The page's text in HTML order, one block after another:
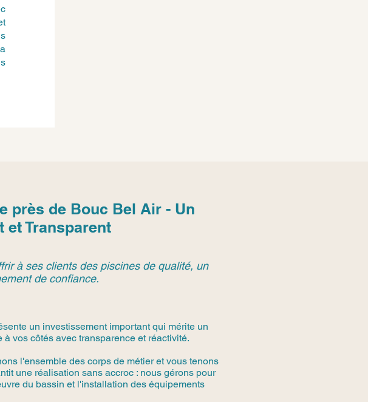
près de Bouc Bel Air - Un
et Transparent
à ses clients des piscines de qualité, un
de confiance.
un investissement important qui mérite un
vos côtés avec transparence et réactivité.
l'ensemble des corps de métier et vous tenons
une réalisation sans accroc : nous gérons pour
du bassin et l'installation des équipements